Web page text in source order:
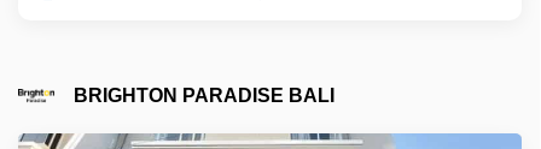
BRIGHTON PARADISE BALI